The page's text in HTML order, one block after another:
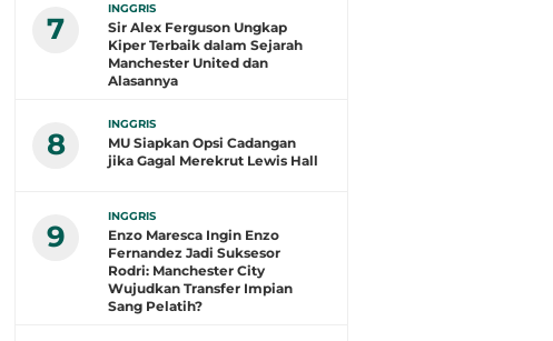
7
INGGRIS
Sir Alex Ferguson Ungkap
Kiper Terbaik dalam Sejarah
Manchester United dan
Alasannya
8
INGGRIS
MU Siapkan Opsi Cadangan
jika Gagal Merekrut Lewis Hall
9
INGGRIS
Enzo Maresca Ingin Enzo
Fernandez Jadi Suksesor
Rodri: Manchester City
Wujudkan Transfer Impian
Sang Pelatih?